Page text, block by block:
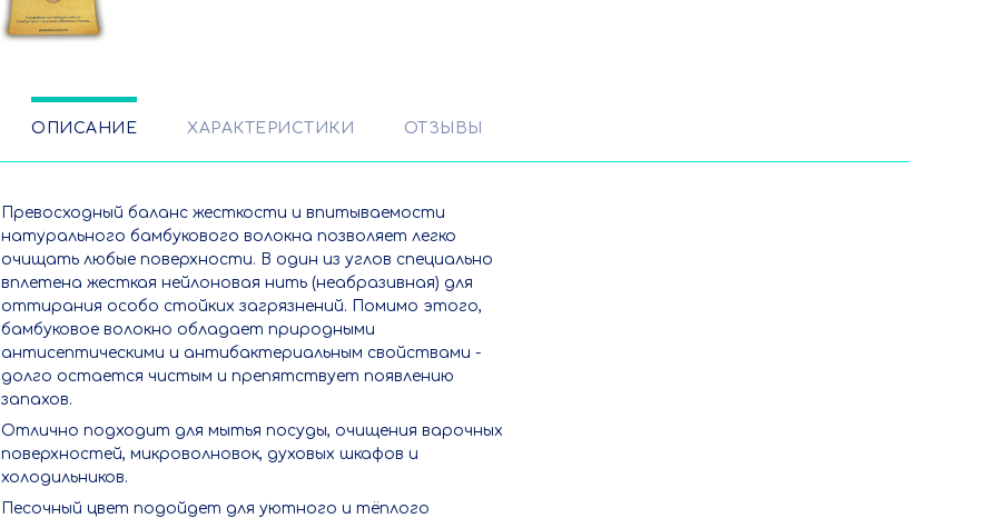
ОПИСАНИЕ ХАРАКТЕРИСТИКИ ОТЗЫВЫ
Превосходный баланс жесткости и впитываемости
натурального бамбукового волокна позволяет легко
очищать любые поверхности. В один из углов специально
вплетена жесткая нейлоновая нить (неабразивная) для
оттирания особо стойких загрязнений. Помимо этого,
бамбуковое волокно обладает природными
антисептическими и антибактериальным свойствами -
долго остается чистым и препятствует появлению
запахов.
Отлично подходит для мытья посуды, очищения варочных
поверхностей, микроволновок, духовых шкафов и
холодильников.
Песочный цвет подойдет для уютного и тёплого